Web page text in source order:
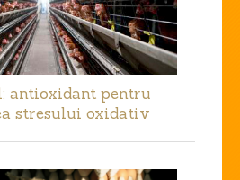
antioxidant pentru
stresului oxidativ